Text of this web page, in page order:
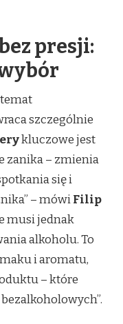
presji:
szczególnie
kluczowe jest
zanika – zmienia
się i
– mówiFilip
musi jednak
alkoholu. To
i aromatu,
– które